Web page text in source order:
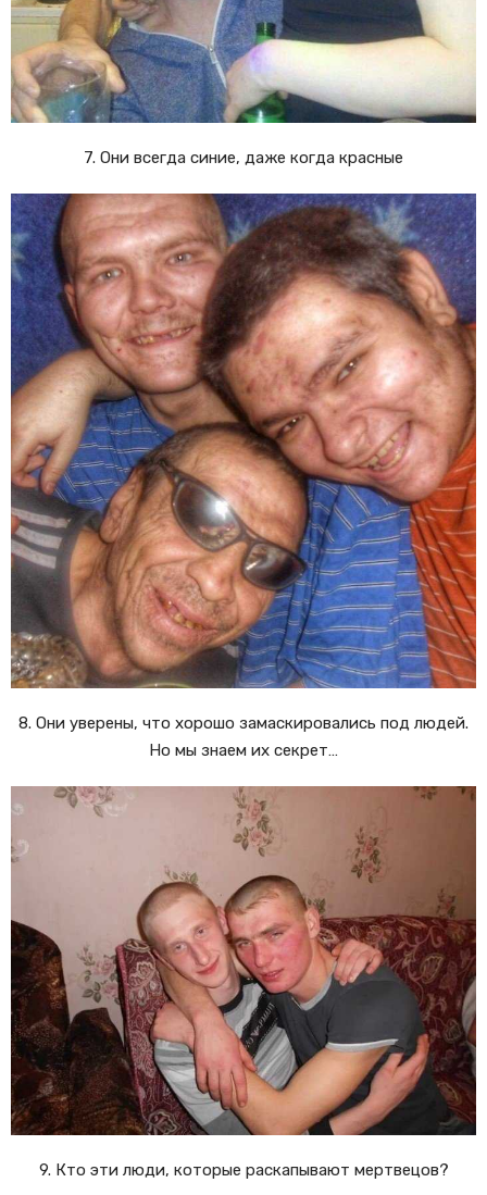
7. Они всегда синие, даже когда красные
8. Они уверены, что хорошо замаскировались под людей.
Но мы знаем их секрет…
9. Кто эти люди, которые раскапывают мертвецов?